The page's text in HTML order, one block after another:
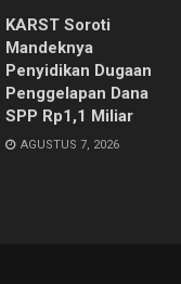
KARST Soroti
Mandeknya
Penyidikan Dugaan
Penggelapan Dana
SPP Rp1,1 Miliar
AGUSTUS 7, 2026